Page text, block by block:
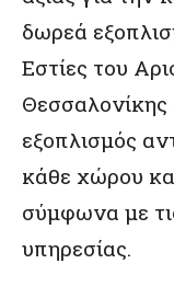
δωρεά
Εστίες του
εξοπλισμός
κάθε χώρου
σύμφωνα με
υπηρεσίας.